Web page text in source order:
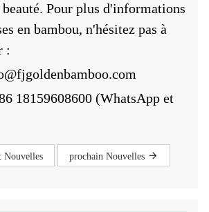
Pour plus d'informations
en bambou, n'hésitez pas à
:
18159608600 (WhatsApp et
Nouvelles prochain Nouvelles